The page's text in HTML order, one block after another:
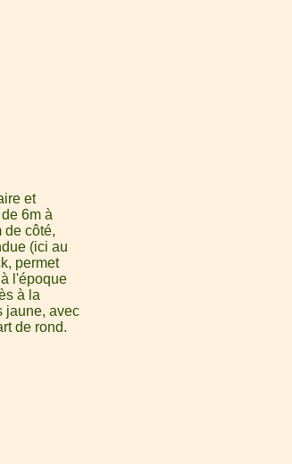
et
6m à
de côté,
(ici au
permet
l'époque
à la
jaune, avec
de rond.